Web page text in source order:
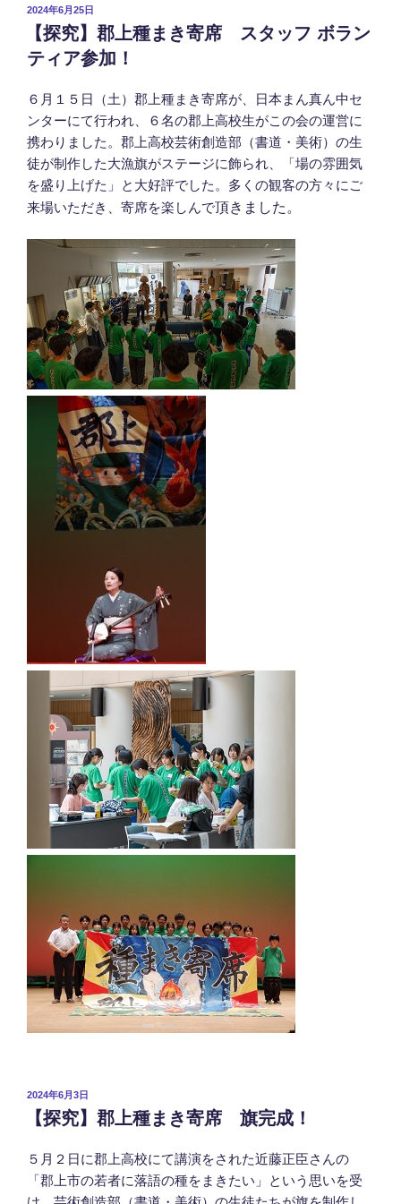
投
日:
2024年6月25日
【探究】郡上種まき寄席 スタッフ ボラン
ティア参加！
６月１５日（土）郡上種まき寄席が、日本まん真ん中セ
ンターにて行われ、６名の郡上高校生がこの会の運営に
携わりました。郡上高校芸術創造部（書道・美術）の生
徒が制作した大漁旗がステージに飾られ、「場の雰囲気
を盛り上げた」と大好評でした。多くの観客の方々にご
来場いただき、寄席を楽しんで頂きました。
投
日:
2024年6月3日
【探究】郡上種まき寄席 旗完成！
５月２日に郡上高校にて講演をされた近藤正臣さんの
「郡上市の若者に落語の種をまきたい」という思いを受